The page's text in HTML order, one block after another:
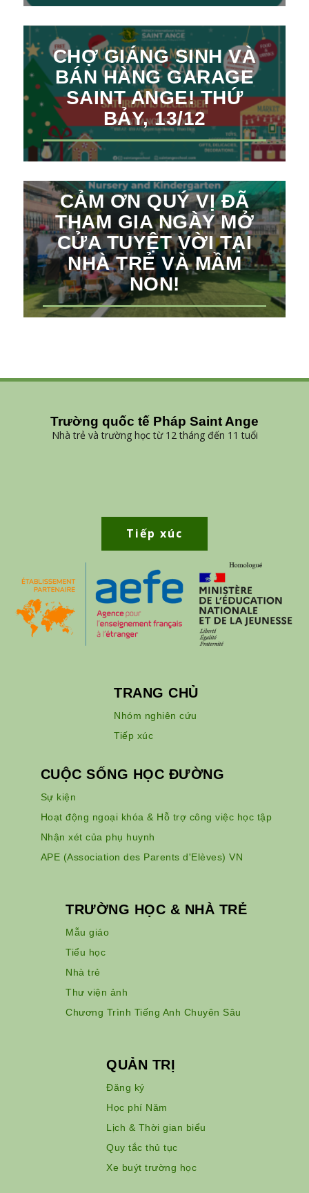
CHỢ GIÁNG SINH VÀ
BÁN HÀNG GARAGE
SAINT ANGE! THỨ
BẢY, 13/12
CẢM ƠN QUÝ VỊ ĐÃ
THAM GIA NGÀY MỞ
CỬA TUYỆT VỜI TẠI
NHÀ TRẺ VÀ MẦM
NON!
Trường quốc tế Pháp Saint Ange
Nhà trẻ và trường học từ 12 tháng đến 11 tuổi
Tiếp xúc
TRANG CHỦ
Nhóm nghiên cứu
Tiếp xúc
CUỘC SỐNG HỌC ĐƯỜNG
Sự kiện
Hoạt động ngoại khóa & Hỗ trợ công việc học tập
Nhận xét của phụ huynh
APE (Association des Parents d'Elèves) VN
TRƯỜNG HỌC & NHÀ TRẺ
Mẫu giáo
Tiểu học
Nhà trẻ
Thư viện ảnh
Chương Trình Tiếng Anh Chuyên Sâu
QUẢN TRỊ
Đăng ký
Học phí Năm
Lịch & Thời gian biểu
Quy tắc thủ tục
Xe buýt trường học